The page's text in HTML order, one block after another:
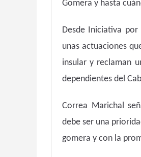
Gomera y hasta
Desde Iniciativa
unas actuaciones
insular y reclaman
dependientes del
Correa Marichal
debe ser una
gomera y con la